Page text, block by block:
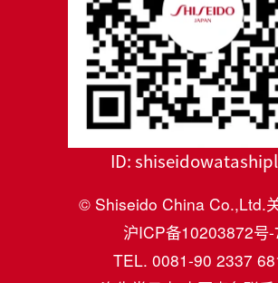
ID:
© Shiseido China Co.,Ltd.
沪ICP备10203872号-
TEL. 0081-90 2337